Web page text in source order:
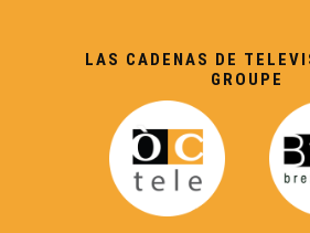
Iniciativa Dus
Sébastien Péjou, jornalista e
LAS CADENAS DE
GROUPE